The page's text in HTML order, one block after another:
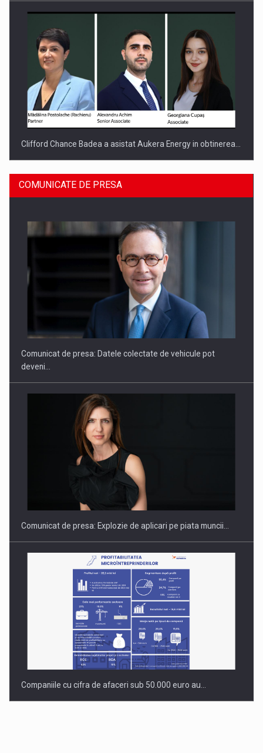
Clifford Chance Badea a asistat Aukera Energy in obtinerea…
SAPTE PERSONALITATI DIN MEDIUL DE AFACERI, ACADEMIC
Hard Enduro Piatra Craiului 2026, fueled by benzinariile RO…
COMUNICATE DE PRESA
Comunicat de presa: Datele colectate de vehicule pot
deveni…
Comunicat de presa: Explozie de aplicari pe piata muncii…
Companiile cu cifra de afaceri sub 50.000 euro au…